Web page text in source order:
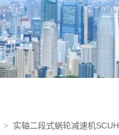
> 实轴二段式蜗轮减速机SCUH